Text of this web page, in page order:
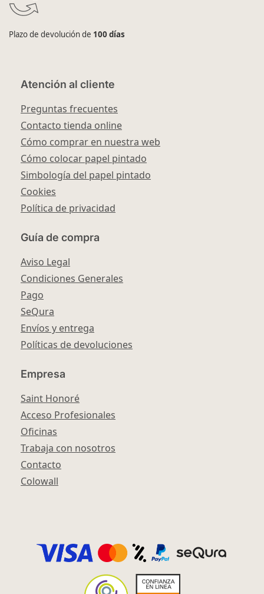
Plazo de devolución de 100 días
Atención al cliente
Preguntas frecuentes
Contacto tienda online
Cómo comprar en nuestra web
Cómo colocar papel pintado
Simbología del papel pintado
Cookies
Política de privacidad
Guía de compra
Aviso Legal
Condiciones Generales
Pago
SeQura
Envíos y entrega
Políticas de devoluciones
Empresa
Saint Honoré
Acceso Profesionales
Oficinas
Trabaja con nosotros
Contacto
Colowall